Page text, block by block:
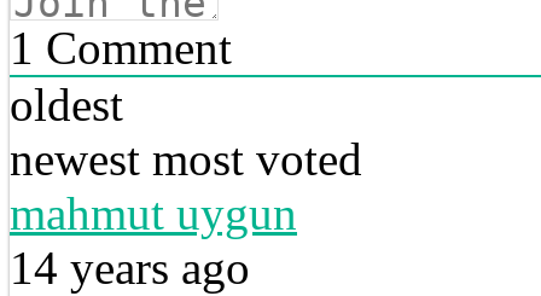
1 Comment
oldest
newest most voted
mahmut uygun
14 years ago